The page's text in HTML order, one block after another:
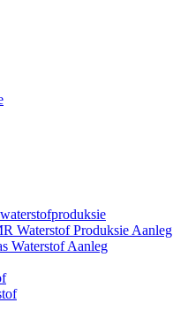
Waterstof Produksie Aanleg
Waterstof Aanleg